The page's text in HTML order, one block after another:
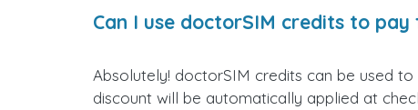
Can I use doctorSIM credits to
Absolutely! doctorSIM credits can be used
discount will be automatically applied at